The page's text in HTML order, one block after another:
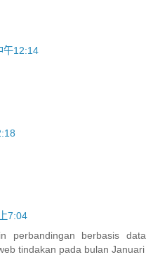
午12:14
7:04
perbandingan berbasis data
tindakan pada bulan Januari